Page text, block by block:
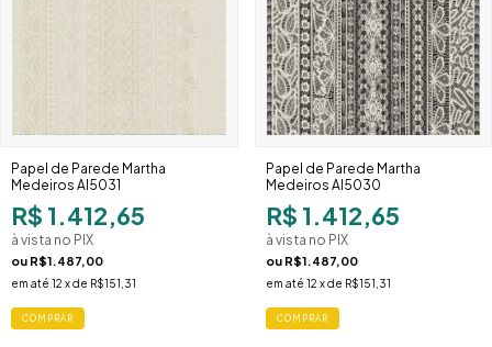
Papel de Parede Martha
Medeiros AI5031
R$ 1.412,65
à vista no PIX
ou R$1.487,00
em até 12 x de R$151,31
Papel de Parede Martha
Medeiros AI5030
R$ 1.412,65
à vista no PIX
ou R$1.487,00
em até 12 x de R$151,31